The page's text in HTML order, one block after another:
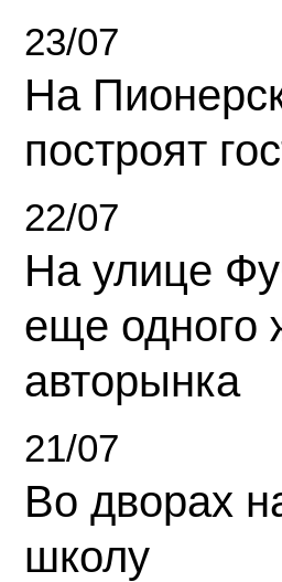
23/07
На
построят
22/07
На улице
еще одного
авторынка
21/07
Во дворах
школу